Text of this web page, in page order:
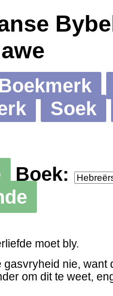
Soek
Boek:
moet bly.
gasvryheid nie, want
om dit te weet,